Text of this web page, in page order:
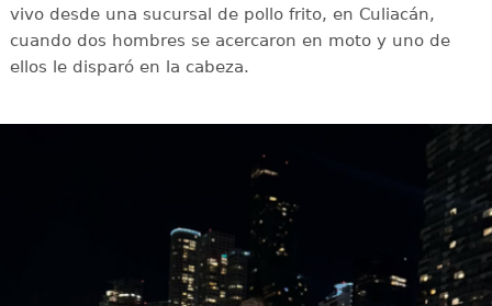
vivo desde una sucursal de pollo frito, en Culiacán,
cuando dos hombres se acercaron en moto y uno de
ellos le disparó en la cabeza.